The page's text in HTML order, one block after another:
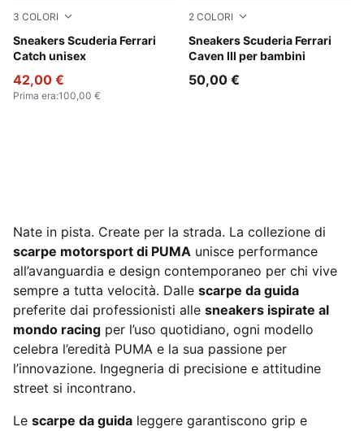
3 COLORI
Sneakers Scuderia Ferrari
Catch unisex
PUMA Black-PUMA White
42,00 €
Prima era:100,00 €
2 COLORI
Sneakers Scuderia Ferrari
Caven III per bambini
PUMA White-PUMA White-
50,00 €
Nate in pista. Create per la strada. La collezione di
scarpe motorsport di PUMA unisce performance
all’avanguardia e design contemporaneo per chi vive
sempre a tutta velocità. Dalle scarpe da guida
preferite dai professionisti alle sneakers ispirate al
mondo racing per l’uso quotidiano, ogni modello
celebra l’eredità PUMA e la sua passione per
l’innovazione. Ingegneria di precisione e attitudine
street si incontrano.
Le scarpe da guida leggere garantiscono grip e